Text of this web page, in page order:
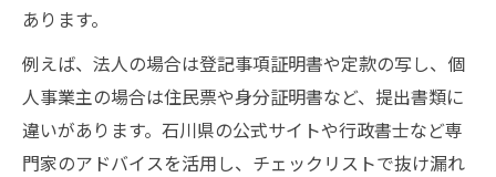
あります。
例えば、法人の場合は登記事項証明書や定款の写し、個
人事業主の場合は住民票や身分証明書など、提出書類に
違いがあります。石川県の公式サイトや行政書士など専
門家のアドバイスを活用し、チェックリストで抜け漏れ